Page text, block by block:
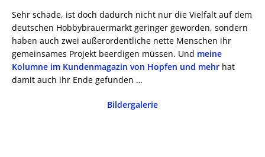
Sehr schade, ist doch dadurch nicht nur die Vielfalt auf dem
deutschen Hobbybrauermarkt geringer geworden, sondern
haben auch zwei außerordentliche nette Menschen ihr
gemeinsames Projekt beerdigen müssen. Und meine
Kolumne im Kundenmagazin von Hopfen und mehr hat
damit auch ihr Ende gefunden …
Bildergalerie